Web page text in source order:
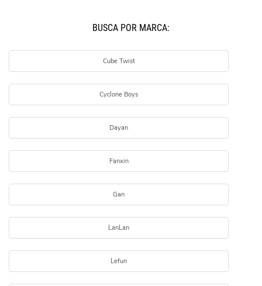
BUSCÁ POR MARCA:
Cube Twist
Cyclone Boys
Dayan
Fanxin
Gan
LanLan
Lefun